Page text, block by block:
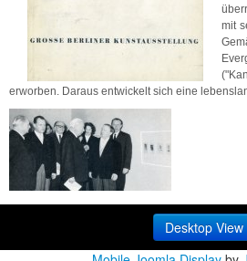
mit
erworben. Daraus entwickelt sich eine
Desktop View